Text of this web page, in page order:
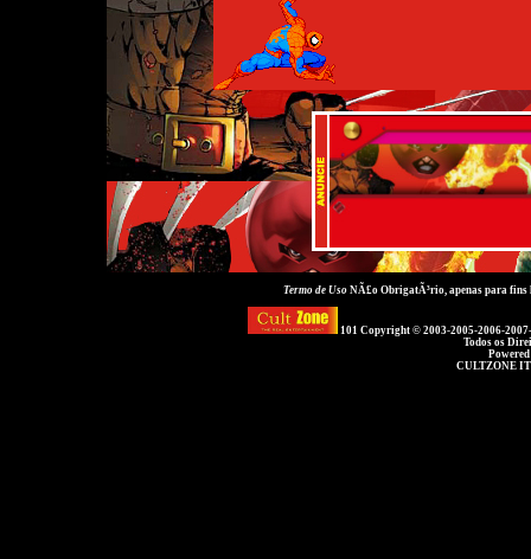
Termo de UsoNÃ£o ObrigatÃ³rio, apenas para
101 Copyright © 2003-2005-2006-
Todos os
CULTZONE